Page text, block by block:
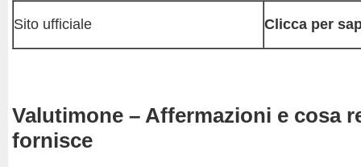
Sito ufficiale Clicca per
Valutimone – Affermazioni e cosa
fornisce